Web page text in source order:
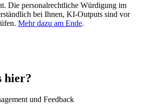
Die personalrechtliche Würdigung im
bei Ihnen, KI-Outputs sind vor
Mehr dazu am Ende.
hier?
und Feedback